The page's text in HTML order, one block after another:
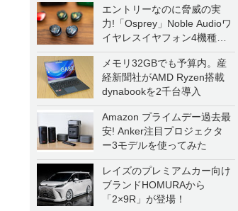
エントリーなのに脅威の実
力!「Osprey」Noble Audioワ
イヤレスイヤフォン4機種を
一気に聴く
メモリ32GBでも予算内。産
経新聞社がAMD Ryzen搭載
dynabookを2千台導入
Amazon プライムデー過去最
安! Anker注目プロジェクタ
ー3モデルを使ってみた
レイズのプレミアムカー向け
ブランドHOMURAから
「2×9R」が登場！